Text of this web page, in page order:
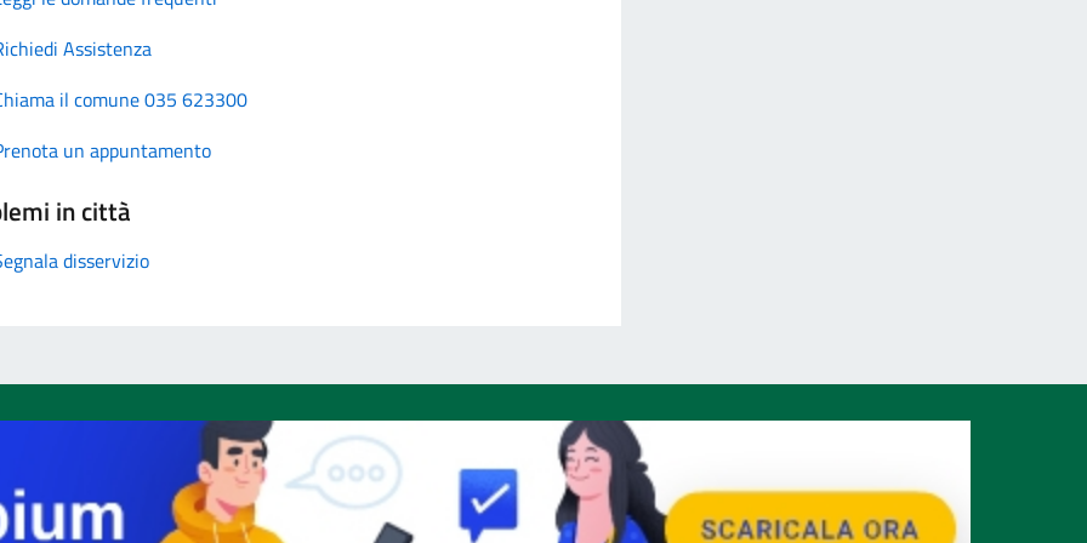
Assistenza
il comune 035 623300
un appuntamento
in città
disservizio